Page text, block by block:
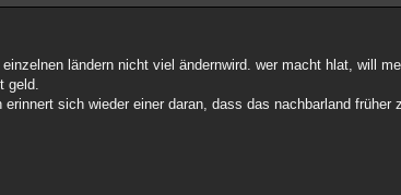
ländern nicht viel ändernwird. wer macht hlat, will
geld.
sich wieder einer daran, dass das nachbarland früher